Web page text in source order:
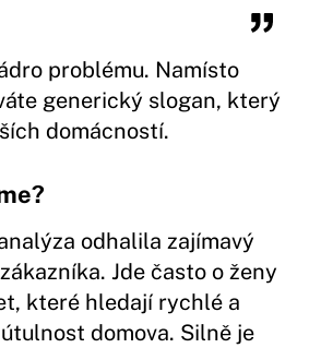
problému. Namísto
generický slogan, který
domácností.
odhalila zajímavý
Jde často o ženy
které hledají rychlé a
domova. Silně je